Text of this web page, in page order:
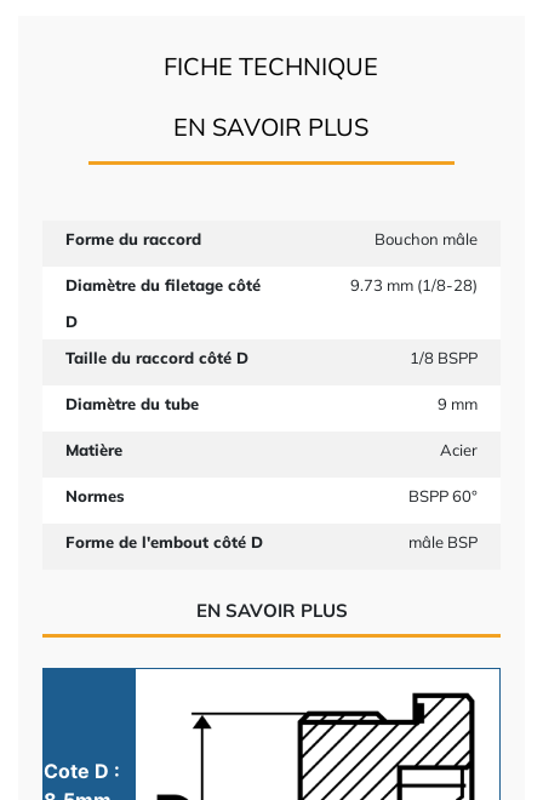
FICHE TECHNIQUE
EN SAVOIR PLUS
Forme du raccord Bouchon mâle
Diamètre du filetage côté
D
9.73 mm (1/8-28)
Taille du raccord côté D 1/8 BSPP
Diamètre du tube 9 mm
Matière Acier
Normes BSPP 60°
Forme de l'embout côté D mâle BSP
EN SAVOIR PLUS
Cote D :